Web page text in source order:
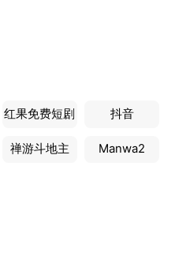
红果免费短剧 抖音
禅游斗地主 Manwa2